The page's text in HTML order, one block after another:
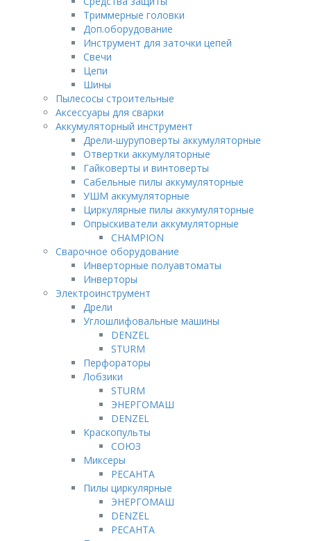
Триммерные головки
Доп.оборудование
Инструмент для заточки цепей
Свечи
Цепи
Шины
Пылесосы строительные
Аксессуары для сварки
Аккумуляторный инструмент
Дрели-шуруповерты аккумуляторные
Отвертки аккумуляторные
Гайковерты и винтоверты
Сабельные пилы аккумуляторные
УШМ аккумуляторные
Циркулярные пилы аккумуляторные
Опрыскиватели аккумуляторные
CHAMPION
Сварочное оборудование
Инверторные полуавтоматы
Инверторы
Электроинструмент
Дрели
Углошлифовальные машины
DENZEL
STURM
Перфораторы
Лобзики
STURM
ЭНЕРГОМАШ
DENZEL
Краскопульты
СОЮЗ
Миксеры
РЕСАНТА
Пилы циркулярные
ЭНЕРГОМАШ
DENZEL
РЕСАНТА